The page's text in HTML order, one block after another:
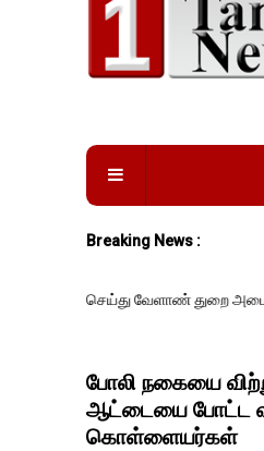
Breaking News :
வேளாண் துறை அமைச்சர் வினோத்
போலி நகையை
ஆட்டையை போட்ட
கொள்ளையர்கள்